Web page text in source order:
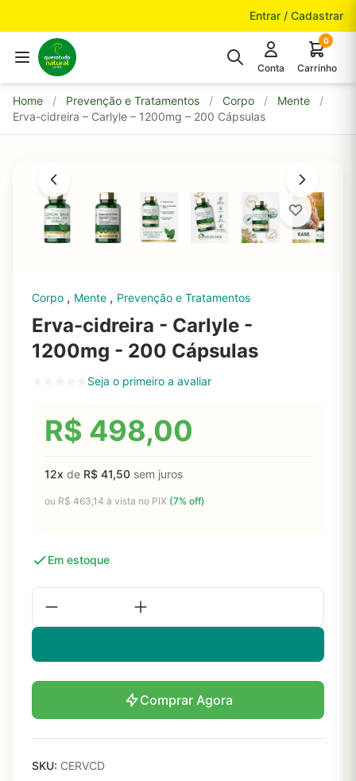
Entrar / Cadastrar
Conta
0
Carrinho
Home / Prevenção e Tratamentos / Corpo / Mente
/
Erva-cidreira – Carlyle – 1200mg – 200 Cápsulas
Corpo , Mente , Prevenção e Tratamentos
Erva-cidreira - Carlyle -
1200mg - 200 Cápsulas
Seja o primeiro a avaliar
R$ 498,00
12x de R$ 41,50 sem juros
ou R$ 463,14 à vista no PIX (7% off)
Em estoque
Comprar Agora
SKU: CERVCD